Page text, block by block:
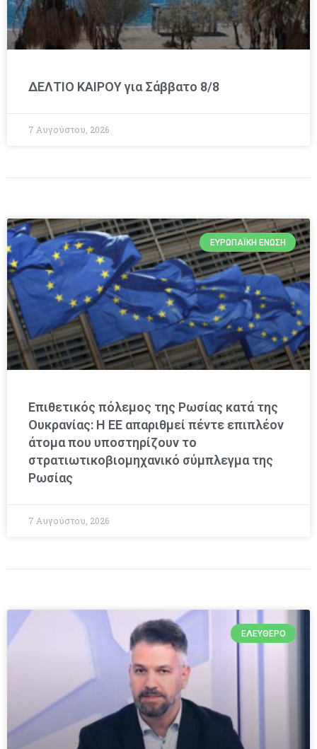
ΔΕΛΤΙΟ ΚΑΙΡΟΥ για Σάββατο 8/8
7 Αυγούστου, 2026
ΕΥΡΩΠΑΪΚΉ ΈΝΩΣΗ
Επιθετικός πόλεμος της Ρωσίας κατά της
Ουκρανίας: Η ΕΕ απαριθμεί πέντε επιπλέον
άτομα που υποστηρίζουν το
στρατιωτικοβιομηχανικό σύμπλεγμα της
Ρωσίας
7 Αυγούστου, 2026
ΕΛΕΎΘΕΡΟ